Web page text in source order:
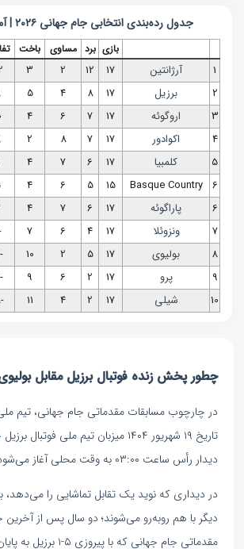
جدول رده‌بندیانتخابی جام جهانی ۲۰۲۶ | آمریکای جنوبی
بازی برد مساوی باخت
1 آرژانتین 17
12
2
3
2
برزیل 17
8
4
5
3
اروگوئه 17
7
6
4
4
اکوادور 17
7
8
2
5
کلمبیا 17
6
7
4
6
Basque Country
15
5
6
4
6
پاراگوئه 17
6
7
4
7
ونزوئلا 17
4
6
7
8
بولیوی 17
5
2
10
-19
9
پرو 17
2
6
9
-14
10
شیلی 17
2
4
11
-18
چطور پخش زنده فوتبال برزیل مقابل بولیوی
در چارچوب مسابقات مقدماتی جام جهانی، تیم ملی
تاریخ ۱۹ شهریور ۱۴۰۴ میزبان تیم ملی
دیدار رأس ساعت ۰۳:۰۰ به وقت محلی آغاز می‌شود.
در دیداری که نوید یک تقابل تماشایی را می‌دهد،
دیگر با هم روبه‌رو می‌شوند؛ دو سال پس از آخرین
مقدماتی جام جهانی که با پیروزی ۵-۱ برزیل به پایان رسید.